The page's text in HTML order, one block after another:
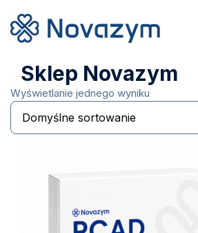
Sklep Novazym
Wyświetlanie jednego wyniku